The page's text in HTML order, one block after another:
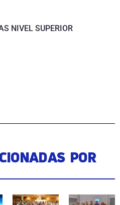
NIVEL SUPERIOR
POR